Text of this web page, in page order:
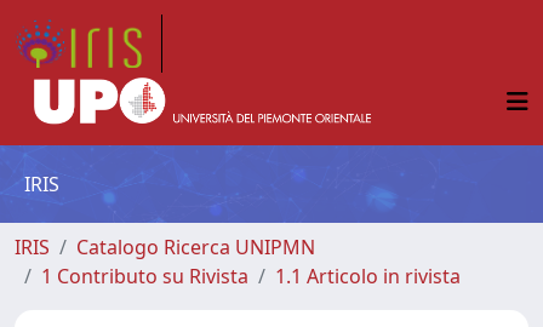
IRIS
IRIS
Catalogo Ricerca UNIPMN
1 Contributo su Rivista
1.1 Articolo in rivista